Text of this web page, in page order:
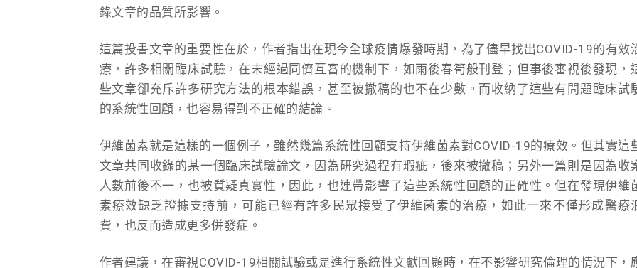
錄文章的品質所影響。
這篇投書文章的重要性在於，作者指出在現今全球疫情爆發時期，為了儘早找出COVID-19的有效
療，許多相關臨床試驗，在未經過同儕互審的機制下，如雨後春筍般刊登；但事後審視後發現，
些文章卻充斥許多研究方法的根本錯誤，甚至被撤稿的也不在少數。而收納了這些有問題臨床試
的系統性回顧，也容易得到不正確的結論。
伊維菌素就是這樣的一個例子，雖然幾篇系統性回顧支持伊維菌素對COVID-19的療效。但其實這
文章共同收錄的某一個臨床試驗論文，因為研究過程有瑕疵，後來被撤稿；另外一篇則是因為收
人數前後不一，也被質疑真實性，因此，也連帶影響了這些系統性回顧的正確性。但在發現伊維
素療效缺乏證據支持前，可能已經有許多民眾接受了伊維菌素的治療，如此一來不僅形成醫療
費，也反而造成更多併發症。
作者建議，在審視COVID-19相關試驗或是進行系統性文獻回顧時，在不影響研究倫理的情況下，